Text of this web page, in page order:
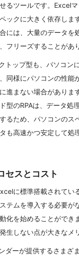
るツールです。Excel
ックに大きく依存しま
には、大量のデータを
フリーズすることがあ
トップ型も、パソコン
同様にパソコンの性能
進まない場合がありま
型のRPAは、データ処
るため、パソコンのス
も高速かつ安定して処
セスとコスト
に標準搭載されてい
テムを導入する必要が
化を始めることができ
生しない点が大きなメ
ダーが提供するさまざ